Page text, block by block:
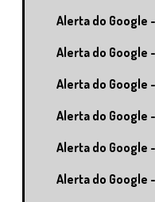
Alerta do Google
Alerta do Google
Alerta do Google
Alerta do Google
Alerta do Google
Alerta do Google